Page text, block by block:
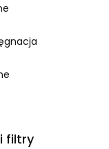
filtry